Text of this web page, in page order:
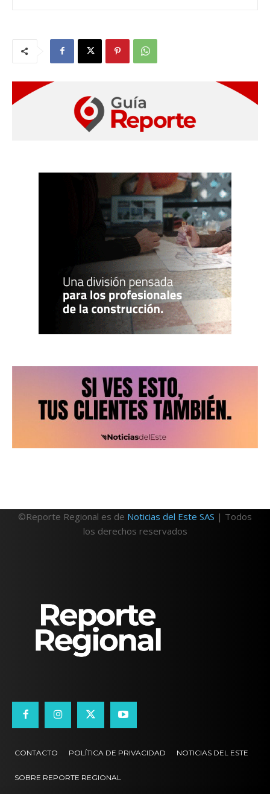
©Reporte Regional es de Noticias del Este SAS | Todos
los derechos reservados
CONTACTO POLÍTICA DE PRIVACIDAD NOTICIAS DEL ESTE
SOBRE REPORTE REGIONAL